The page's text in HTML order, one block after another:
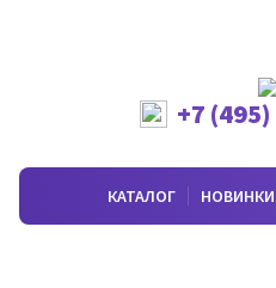
+7 (495)
КАТАЛОГ НОВИНКИ